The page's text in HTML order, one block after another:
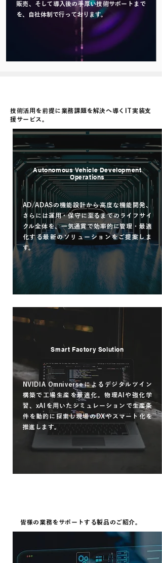
販売、そして導入後の手厚い技術サポートまで
を、自社体制で行っております。
read more
技術活用を前提に業務課題を解決へ導くIT実装支
援サービス。
AVOps
Autonomous Vehicle Development
Operations
AD/ADASの機能設計から高度な機能開発、
さらには運用・保守に至るまでのライフサイ
クル全体を、一気通貫で効率的に管理・最適
化する最新のソリューションをご提案しま
す。
read more
Smart・F
Smart Factory Solution
NVIDIA Omniverseによるデジタルツイン
構築で工場生産を最適化。物理AIや強化学
習、xAIを用いたシミュレーションで生産条
件を動的に探索し現場のDXやスマート化を
推進します。
read more
​皆様の業務をサポートする製品のご紹介。
LM Plus